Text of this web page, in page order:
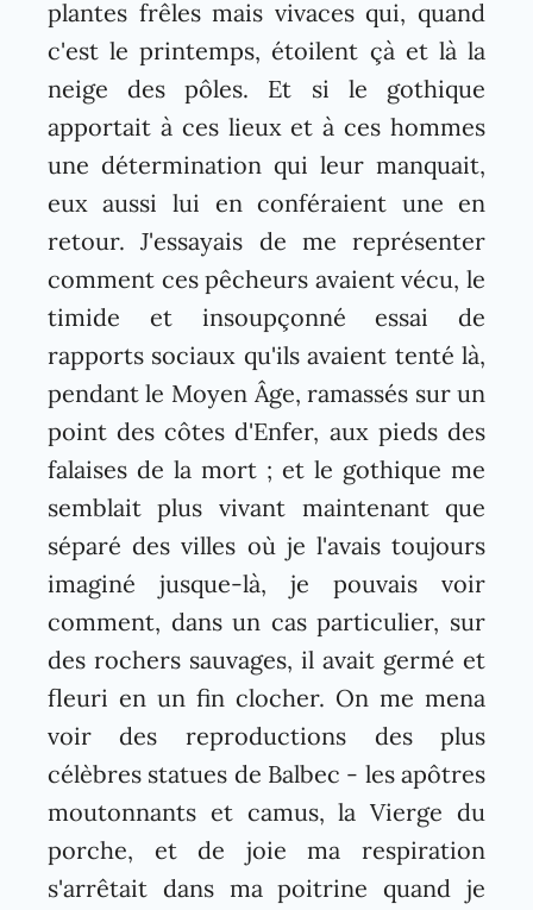
plantes frêles mais vivaces qui, quand
c'est le printemps, étoilent çà et là la
neige des pôles. Et si le gothique
apportait à ces lieux et à ces hommes
une détermination qui leur manquait,
eux aussi lui en conféraient une en
retour. J'essayais de me représenter
comment ces pêcheurs avaient vécu, le
timide et insoupçonné essai de
rapports sociaux qu'ils avaient tenté là,
pendant le Moyen Âge, ramassés sur un
point des côtes d'Enfer, aux pieds des
falaises de la mort ; et le gothique me
semblait plus vivant maintenant que
séparé des villes où je l'avais toujours
imaginé jusque-là, je pouvais voir
comment, dans un cas particulier, sur
des rochers sauvages, il avait germé et
fleuri en un fin clocher. On me mena
voir des reproductions des plus
célèbres statues de Balbec - les apôtres
moutonnants et camus, la Vierge du
porche, et de joie ma respiration
s'arrêtait dans ma poitrine quand je